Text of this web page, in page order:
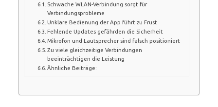
Schwache WLAN-Verbindung sorgt für
Verbindungsprobleme
Unklare Bedienung der App führt zu Frust
Fehlende Updates gefährden die Sicherheit
Mikrofon und Lautsprecher sind falsch positioniert
Zu viele gleichzeitige Verbindungen
beeinträchtigen die Leistung
Ähnliche Beiträge: